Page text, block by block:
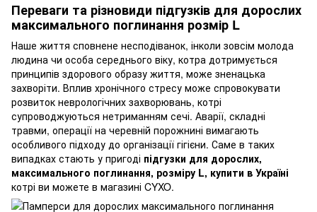
Переваги та різновиди підгузків для дорослих
максимального поглинання розмір L
Наше життя сповнене несподіванок, інколи зовсім молода
людина чи особа середнього віку, котра дотримується
принципів здорового образу життя, може зненацька
захворіти. Вплив хронічного стресу може спровокувати
розвиток неврологічних захворювань, котрі
супроводжуються нетриманням сечі. Аварії, складні
травми, операції на черевній порожнині вимагають
особливого підходу до організації гігієни. Саме в таких
випадках стають у пригоді підгузки для дорослих,
максимального поглинання, розміру L, купити в Україні
котрі ви можете в магазині CYXO.